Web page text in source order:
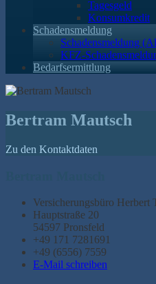
Tagesgeld
Konsumkredit
Schadensmeldung
Schadensmeldung
KFZ-
Bedarfsermittlung
Bertram Mautsch
Zu den Kontaktdaten
Versicherungsbüro Herbert
Hauptstraße 20
54597 Pronsfeld
+49 171 7281691
+49 (6556) 7559
E-Mail schreiben